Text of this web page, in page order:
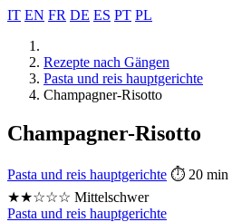
IT EN FR DE ES PT PL
Rezepte nach Gängen
Pasta und reis hauptgerichte
Champagner-Risotto
Champagner-Risotto
Pasta und reis hauptgerichte ⏱ 20 min
★★☆☆☆ Mittelschwer
Pasta und reis hauptgerichte